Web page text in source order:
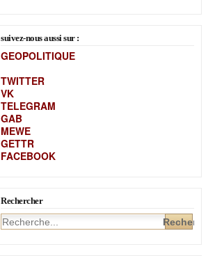
suivez-nous aussi sur :
GEOPOLITIQUE
TWITTER
VK
TELEGRAM
GAB
MEWE
GETTR
FACEBOOK
Rechercher